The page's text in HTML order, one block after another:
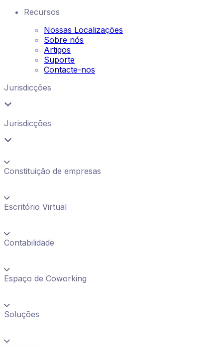
Recursos
Nossas Localizações
Sobre nós
Artigos
Suporte
Contacte-nos
Jurisdicções
Jurisdicções
Constituição de empresas
Escritório Virtual
Contabilidade
Espaço de Coworking
Soluções